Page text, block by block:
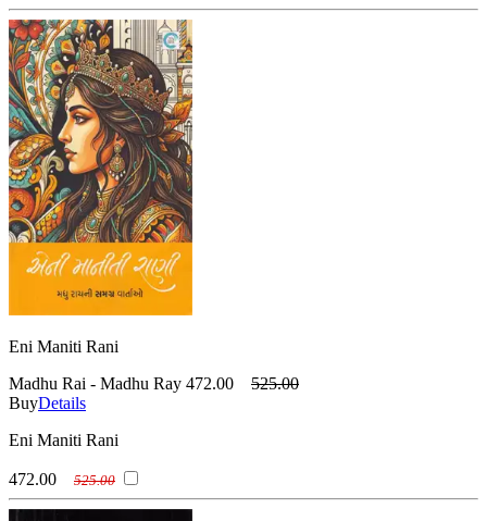
Eni Maniti Rani
Madhu Rai - Madhu Ray 472.00
525.00
BuyDetails
Eni Maniti Rani
472.00 525.00